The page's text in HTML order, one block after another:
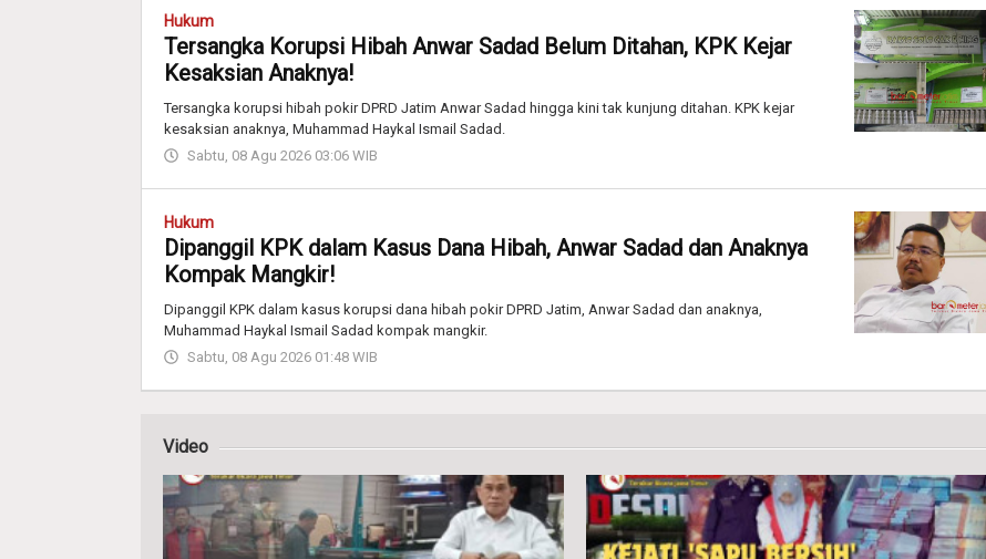
Hukum
Tersangka Korupsi Hibah Anwar Sadad Belum Ditahan, KPK Kejar
Kesaksian Anaknya!
Tersangka korupsi hibah pokir DPRD Jatim Anwar Sadad hingga kini tak kunjung ditahan. KPK kejar
kesaksian anaknya, Muhammad Haykal Ismail Sadad.
Sabtu, 08 Agu 2026 03:06 WIB
Hukum
Dipanggil KPK dalam Kasus Dana Hibah, Anwar Sadad dan Anaknya
Kompak Mangkir!
Dipanggil KPK dalam kasus korupsi dana hibah pokir DPRD Jatim, Anwar Sadad dan anaknya,
Muhammad Haykal Ismail Sadad kompak mangkir.
Sabtu, 08 Agu 2026 01:48 WIB
Video